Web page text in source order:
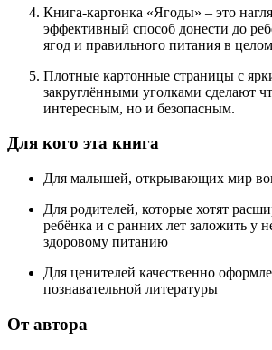
Книга-картонка «Ягоды» – это
эффективный способ донести до
ягод и правильного питания в
Плотные картонные страницы с
закруглёнными уголками сделают
интересным, но и безопасным.
Для кого эта книга
Для малышей, открывающих мир
Для родителей, которые хотят
ребёнка и с ранних лет заложить у
здоровому питанию
Для ценителей качественно
познавательной литературы
От автора